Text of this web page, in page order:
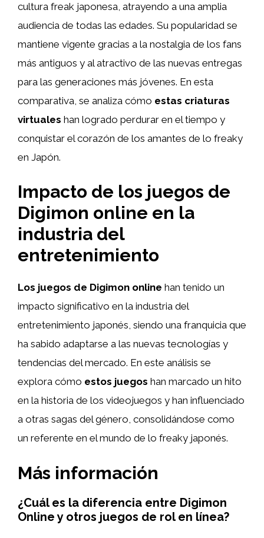
cultura freak japonesa, atrayendo a una amplia
audiencia de todas las edades. Su popularidad se
mantiene vigente gracias a la nostalgia de los fans
más antiguos y al atractivo de las nuevas entregas
para las generaciones más jóvenes. En esta
comparativa, se analiza cómo estas criaturas
virtuales han logrado perdurar en el tiempo y
conquistar el corazón de los amantes de lo freaky
en Japón.
Impacto de los juegos de
Digimon online en la
industria del
entretenimiento
Los juegos de Digimon online han tenido un
impacto significativo en la industria del
entretenimiento japonés, siendo una franquicia que
ha sabido adaptarse a las nuevas tecnologías y
tendencias del mercado. En este análisis se
explora cómo estos juegos han marcado un hito
en la historia de los videojuegos y han influenciado
a otras sagas del género, consolidándose como
un referente en el mundo de lo freaky japonés.
Más información
¿Cuál es la diferencia entre Digimon
Online y otros juegos de rol en línea?